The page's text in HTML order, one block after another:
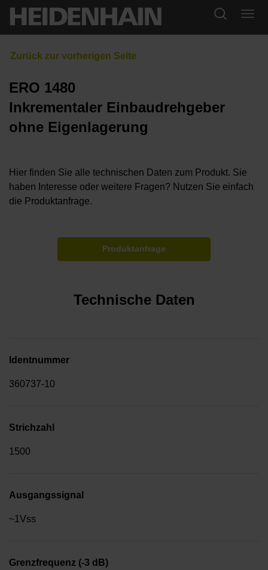
ERO 1480
Inkrementaler Einbaudrehgeber
ohne Eigenlagerung
Hier finden Sie alle technischen Daten zum Produkt. Sie
haben Interesse oder weitere Fragen? Nutzen Sie einfach
die Produktanfrage.
Produktanfrage
Technische Daten
Identnummer
360737-10
Strichzahl
1500
Ausgangssignal
~1Vss
Grenzfrequenz (-3 dB)